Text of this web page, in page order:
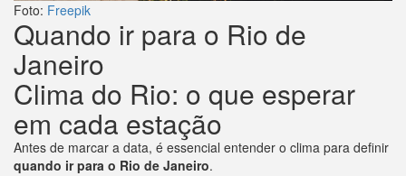
Foto: Freepik
Quando ir para o Rio de
Janeiro
Clima do Rio: o que esperar
em cada estação
Antes de marcar a data, é essencial entender o clima para definir
quando ir para o Rio de Janeiro.